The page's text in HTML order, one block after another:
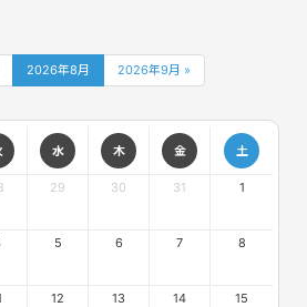
2026年8月 2026年9月 »
水 木 金 土
29 30 31 1
5 6 7 8
12 13 14 15